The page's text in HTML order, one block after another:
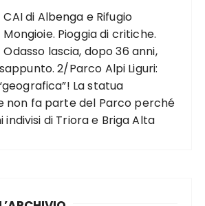
CAI di Albenga e Rifugio
Mongioie. Pioggia di critiche.
Odasso lascia, dopo 36 anni,
2/Parco Alpi Liguri:
La statua
non fa parte del Parco perché
indivisi di Triora e Briga Alta